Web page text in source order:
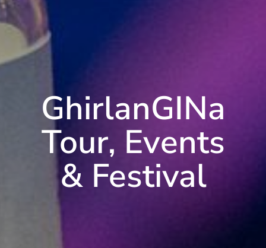
GhirlanGINa
Tour, Events
& Festival